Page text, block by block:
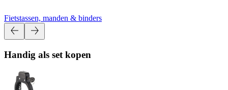
Fietstassen, manden & binders
Handig als set kopen